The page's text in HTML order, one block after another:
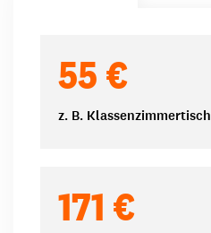
55 €
z. B. Klassenzimmertisch
171 €